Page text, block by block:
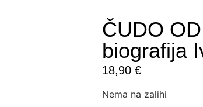
ČUDO
biografija
18,90 €
Nema na zalihi